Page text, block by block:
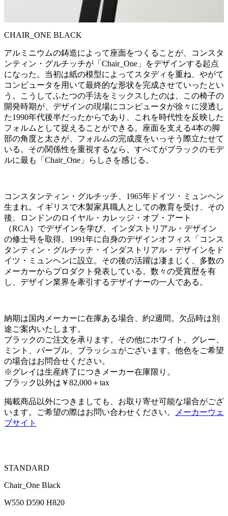
CHAIR_ONE BLACK
アルミニウムの鋳造によって座面をつくることが、コンスタ
ンティン・グルチッチが「Chair_One」をデザインする起点
になった。当初は紙の模型によってスタディを重ね、やがて
コンピュータを用いて最終的な形状を完成させていったとい
う。こうしてふたつの手法をミックスしたのは、この椅子の
開発時期が、デザインの現場にコンピュータが徐々に浸透し
た1990年代後半だったからであり、これを時代性を反映した
フォルムとして捉えることができる。座面を支える4本の脚
部の角度と太さが、フォルムの完成度をいっそう際立たせて
いる。その関係性を重視するなら、すべてがブラックのモデ
ルに最も「Chair_One」らしさを感じる。
コンスタンティン・グルチッチ、1965年ドイツ・ミュンヘン
生まれ。イギリスで木製家具職人としての教育を受け、その
後、ロンドンのロイヤル・カレッジ・オブ・アート
（RCA）でデザインを学び、インダストリアル・デザイン
の修士号を取得。1991年に自身のデザインオフィス「コンス
タンティン・グルチッチ・インダストリアル・デザインをド
イツ・ミュンヘンに設立。その後の活躍は凄まじく、多数の
メーカーからプロダクト発表している。数々の受賞歴を有
し、デザイン業界を牽引するデザイナーの一人である。
納期は国内メーカーに在庫ある場合、約2週間。欠品時は別
途ご案内いたします。
ブラックのご注文を承ります。その他にホワイト、グレー、
ミント、パープル、ブラッシュがございます。他色をご希望
の場合はお問合せください。
※グレイは生産終了につきメーカー在庫限り。
ブラック以外は￥82,000＋tax
掲載商品以外につきましても、お取り寄せ可能な場合がござ
います。ご希望の際はお問い合わせください。
メーカーウェ
ブサイト
STANDARD
Chair_One Black
W550 D590 H820